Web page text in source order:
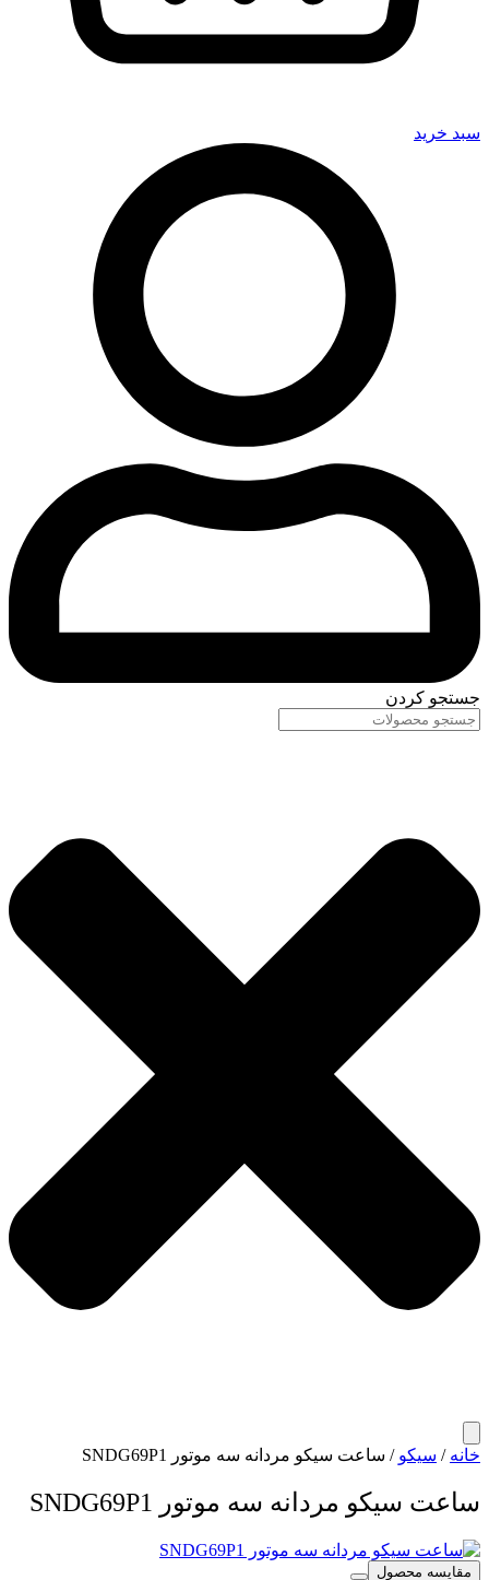
سبد خرید
جستجو کردن
خانه / سیکو / ساعت سیکو مردانه سه موتور SNDG69P1
ساعت سیکو مردانه سه موتور SNDG69P1
مقایسه محصول